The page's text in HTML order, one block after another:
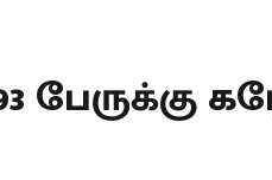
பேருக்கு